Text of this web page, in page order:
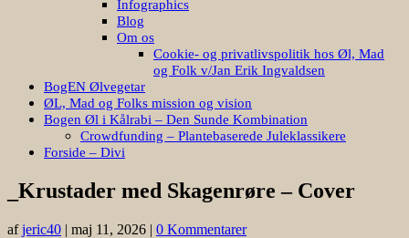
Infographics
Blog
Om os
Cookie- og privatlivspolitik hos Øl, Mad
og Folk v/Jan Erik Ingvaldsen
BogEN Ølvegetar
ØL, Mad og Folks mission og vision
Bogen Øl i Kålrabi – Den Sunde Kombination
Crowdfunding – Plantebaserede Juleklassikere
Forside – Divi
_Krustader med Skagenrøre – Cover
afjeric40 | maj 11, 2026 | 0 Kommentarer